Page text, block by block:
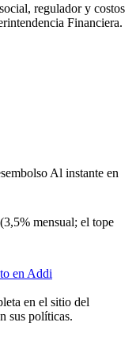
regulador y costos
Financiera.
Al instante en
(3,5% mensual; el tope
en Addi
en el sitio del
sus políticas.